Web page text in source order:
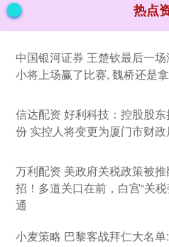
热点
中国银河证券 王楚钦最后一
小将上场赢了比赛, 魏桥还是
信达配资 好利科技：控股股
份 实控人将变更为厦门市财政
万利配资 美政府关税政策被
招！多道关口在前，白宫“关
通
小麦策略 巴黎客战拜仁大名